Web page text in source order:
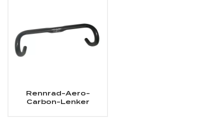
Rennrad-Aero-
Carbon-Lenker